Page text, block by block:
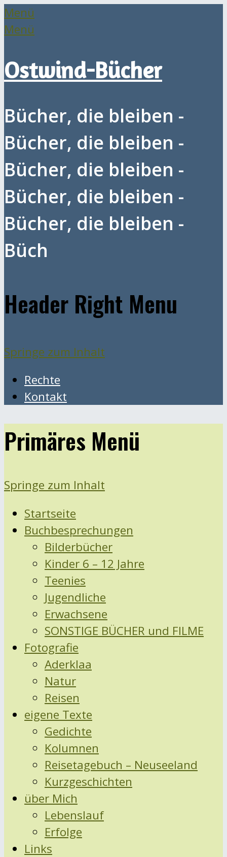
Menü
Menü
Ostwind-Bücher
Bücher, die bleiben -
Bücher, die bleiben -
Bücher, die bleiben -
Bücher, die bleiben -
Bücher, die bleiben -
Büch
Header Right Menu
Springe zum Inhalt
Rechte
Kontakt
Primäres Menü
Springe zum Inhalt
Startseite
Buchbesprechungen
Bilderbücher
Kinder 6 – 12 Jahre
Teenies
Jugendliche
Erwachsene
SONSTIGE BÜCHER und FILME
Fotografie
Aderklaa
Natur
Reisen
eigene Texte
Gedichte
Kolumnen
Reisetagebuch – Neuseeland
Kurzgeschichten
über Mich
Lebenslauf
Erfolge
Links